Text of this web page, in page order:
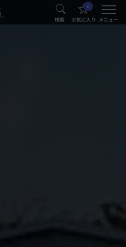
® 検索
0
お気に入り メニュー
®